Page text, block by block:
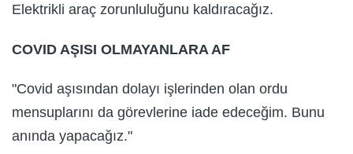
Elektrikli araç zorunluluğunu kaldıracağız.
COVID AŞISI OLMAYANLARA AF
"Covid aşısından dolayı işlerinden olan ordu
mensuplarını da görevlerine iade edeceğim. Bunu
anında yapacağız."